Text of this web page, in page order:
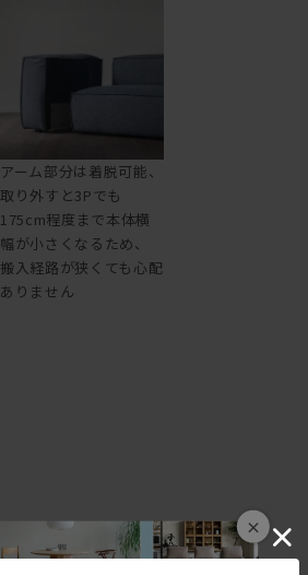
×
アーム部分は着脱可能、
取り外すと3Pでも
175cm程度まで本体横
幅が小さくなるため、
搬入経路が狭くても心配
ありません